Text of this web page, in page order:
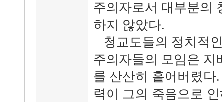
주의자로서 대부분의
하지 않았다.
청교도들의 정치적
주의자들의 모임은 지
를 산산히 흩어버렸다
력이 그의 죽음으로